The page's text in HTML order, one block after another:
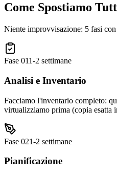
Come Spostiamo
Niente improvvisazione: 5 fasi
Fase 011-2 settimane
Analisi e Inventario
Facciamo l'inventario completo:
virtualizziamo prima (copia esatta
Fase 021-2 settimane
Pianificazione